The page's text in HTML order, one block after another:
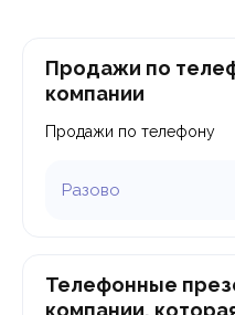
Продажи по
компании
Продажи по телефону
Телефонные
компании,